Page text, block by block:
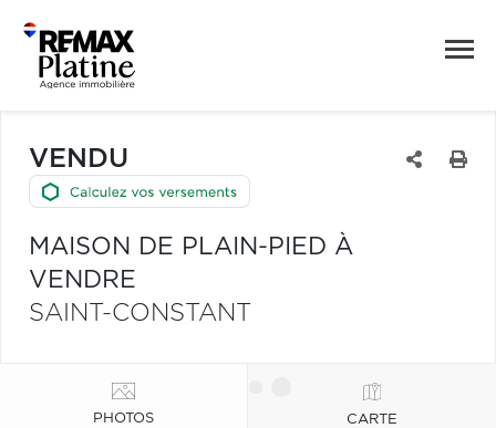
VENDU
MAISON DE PLAIN-PIED À
VENDRE
SAINT-CONSTANT
PHOTOS CARTE